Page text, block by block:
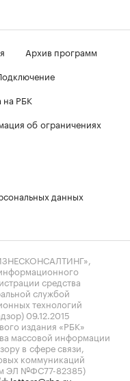
Архив программ
на РБК
об ограничениях
данных
средства
службой
технологий
09.12.2015
издания «РБК»
массовой информации
в сфере связи,
коммуникаций
ЭЛ №ФС77-82385)